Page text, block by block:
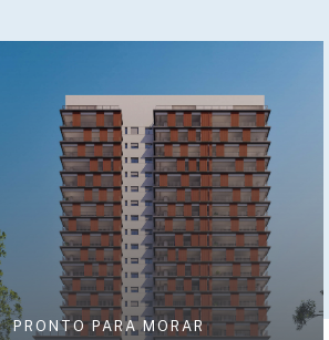
PRONTO PARA MORAR